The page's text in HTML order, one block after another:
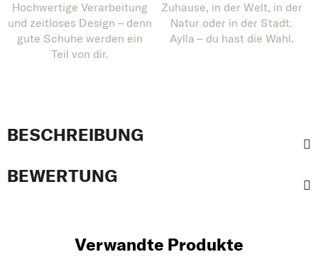
Hochwertige Verarbeitung
und zeitloses Design – denn
gute Schuhe werden ein
Teil von dir.
Zuhause, in der Welt, in der
Natur oder in der Stadt.
Aylla – du hast die Wahl.
BESCHREIBUNG
BEWERTUNG
Verwandte Produkte